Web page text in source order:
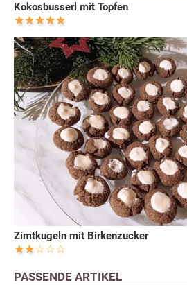
Kokosbusserl mit Topfen
Zimtkugeln mit Birkenzucker
PASSENDE ARTIKEL